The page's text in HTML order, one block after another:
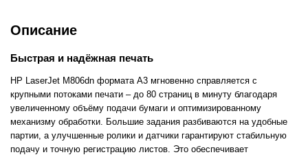
Описание
Быстрая и надёжная печать
HP LaserJet M806dn формата A3 мгновенно справляется с
крупными потоками печати – до 80 страниц в минуту благодаря
увеличенному объёму подачи бумаги и оптимизированному
механизму обработки. Большие задания разбиваются на удобные
партии, а улучшенные ролики и датчики гарантируют стабильную
подачу и точную регистрацию листов. Это обеспечивает